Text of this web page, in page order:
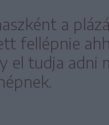
a
fellépnie
el tudja adni